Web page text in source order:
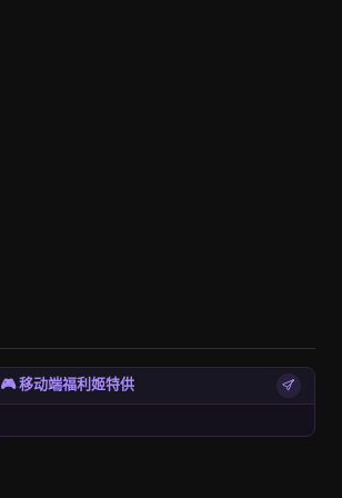
🎮 移动端福利姬特供